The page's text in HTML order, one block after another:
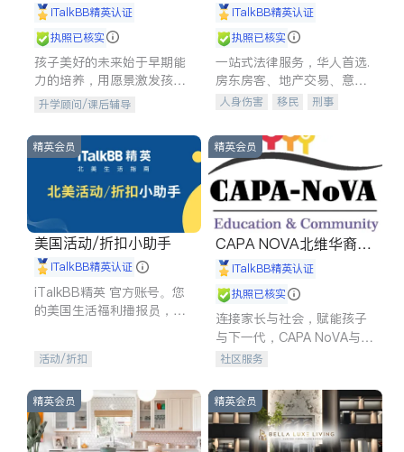
iTalkBB精英认证
执照已核实
孩子美好的未来始于早期能
力的培养，用愿景激发孩子
的学习潜力和动力。理念：
拥有成长型心态是成功的基
石。
升学顾问/课后辅导
iTalkBB精英认证
执照已核实
一站式法律服务，华人首选.
房东房客、地产交易、意外
伤害、车祸重伤、商业诉
建筑合同、刑事案件全包办
人身伤害 移民
刑事
信托/遗嘱
商业
索赔
律师-其它 保释
精英会员
美国活动/折扣小助手
iTalkBB精英认证
iTalkBB精英 官方账号。您
的美国生活福利播报员，精
专属福利。
活动/折扣
精英会员
CAPA NOVA北维华裔家
长会iTalkBB精英认证
执照已核实
连接家长与社会，赋能孩子
与下一代，CAPA NoVA与您
携手建设包容、公平、充满
社区服务
精英会员 精英会员